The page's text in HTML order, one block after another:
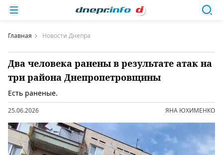
Главная Новости Днепра
Два человека ранены в результате атак на
три района Днепропетровщины
Есть раненые.
25.06.2026 ЯНА ЮХИМЕНКО